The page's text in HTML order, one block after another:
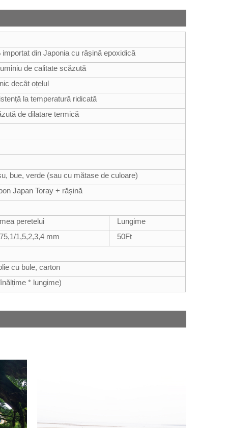
din Japonia cu rășină epoxidică
de calitate scăzută
decât oțelul
la temperatură ridicată
de dilatare termică
bue, verde (sau cu mătase de culoare)
Japan Toray + rășină
peretelui
Lungime
1,5,2,3,4 mm
50Ft
cu bule, carton
* lungime)